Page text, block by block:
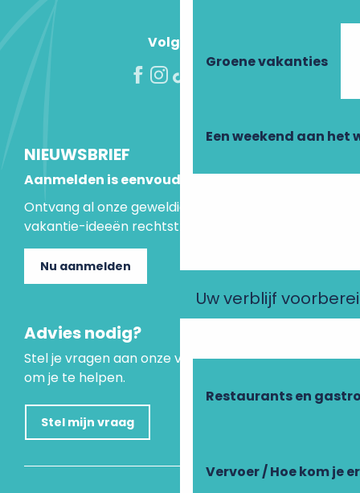
Groene vakanties
Een weekend aan het
Uw verblijf
Restaurants en
Vervoer / Hoe kom je
Volg ons!
NIEUWSBRIEF
Aanmelden is eenvoudig
Ontvang al onze geweldige aanbiedingen en
vakantie-ideeën rechtstreeks in je inbox.
Nu aanmelden
Advies nodig?
Stel je vragen aan onze virtuele assistent, die er is
om je te helpen.
Stel mijn vraag